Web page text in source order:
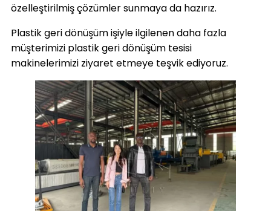
özelleştirilmiş çözümler sunmaya da hazırız.
Plastik geri dönüşüm işiyle ilgilenen daha fazla
müşterimizi plastik geri dönüşüm tesisi
makinelerimizi ziyaret etmeye teşvik ediyoruz.